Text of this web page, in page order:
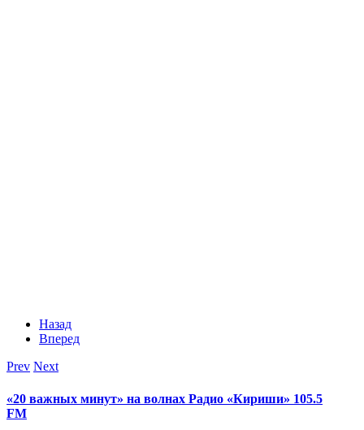
Назад
Вперед
Prev Next
«20 важных минут» на волнах Радио «Кириши» 105.5
FM